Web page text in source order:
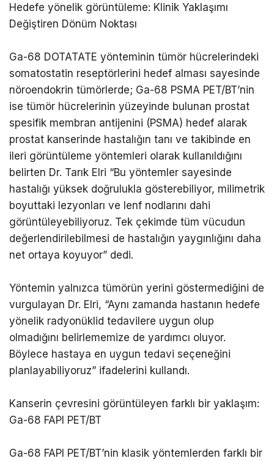
Hedefe yönelik görüntüleme: Klinik Yaklaşımı
Değiştiren Dönüm Noktası
Ga-68 DOTATATE yönteminin tümör hücrelerindeki
somatostatin reseptörlerini hedef alması sayesinde
nöroendokrin tümörlerde; Ga-68 PSMA PET/BT’nin
ise tümör hücrelerinin yüzeyinde bulunan prostat
spesifik membran antijenini (PSMA) hedef alarak
prostat kanserinde hastalığın tanı ve takibinde en
ileri görüntüleme yöntemleri olarak kullanıldığını
belirten Dr. Tarık Elri “Bu yöntemler sayesinde
hastalığı yüksek doğrulukla gösterebiliyor, milimetrik
boyuttaki lezyonları ve lenf nodlarını dahi
görüntüleyebiliyoruz. Tek çekimde tüm vücudun
değerlendirilebilmesi de hastalığın yaygınlığını daha
net ortaya koyuyor” dedi.
Yöntemin yalnızca tümörün yerini göstermediğini de
vurgulayan Dr. Elri, “Aynı zamanda hastanın hedefe
yönelik radyonüklid tedavilere uygun olup
olmadığını belirlememize de yardımcı oluyor.
Böylece hastaya en uygun tedavi seçeneğini
planlayabiliyoruz” ifadelerini kullandı.
Kanserin çevresini görüntüleyen farklı bir yaklaşım:
Ga-68 FAPI PET/BT
Ga-68 FAPI PET/BT’nin klasik yöntemlerden farklı bir